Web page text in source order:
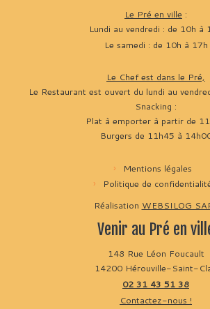
Le Pré en ville :
Lundi au vendredi : de 10h à
Le samedi : de 10h à 17h
Le Chef est dans le Pré,
Le Restaurant est ouvert du lundi au
Snacking :
Plat à emporter à partir de
Burgers de 11h45 à
Mentions légales
Politique de
Réalisation WEBSILOG
Venir au Pré en
148 Rue Léon Foucault
14200 Hérouville-Saint-
02 31 43 51 38
Contactez-nous !